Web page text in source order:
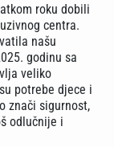
roku dobili
centra.
našu
godinu sa
veliko
potrebe djece i
znači sigurnost,
odlučnije i